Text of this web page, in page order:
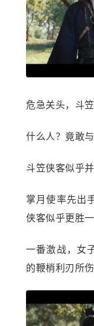
危急关头，斗
什么人？竟敢
斗笠侠客似乎
掌月使率先出
侠客似乎更胜一
一番激战，女
的鞭梢利刃所伤